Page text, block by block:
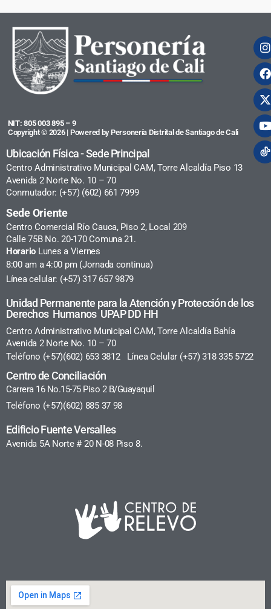
NIT: 805 003 895 – 9
Copyright © 2026 | Powered by Personería Distrital de Santiago de Cali
Ubicación Física - Sede Principal
Centro Administrativo Municipal CAM, Torre Alcaldía Piso 13
Avenida 2 Norte No. 10 – 70
Conmutador: (+57) (602) 661 7999
Sede Oriente
Centro Comercial Río Cauca, Piso 2, Local 209
Calle 75B No. 20-170 Comuna 21.
Horario Lunes a Viernes
8:00 am a 4:00 pm (Jornada continua)
Línea celular: (+57) 317 657 9879
Unidad Permanente para la Atención y Protección de los
Derechos Humanos UPAP DD HH
Centro Administrativo Municipal CAM, Torre Alcaldía Bahía
Avenida 2 Norte No. 10 – 70
Teléfono (+57)(602) 653 3812 Línea Celular (+57) 318 335 5722
Centro de Conciliación
Carrera 16 No.15-75 Piso 2 B/Guayaquil
Teléfono (+57)(602) 885 37 98
Edificio Fuente Versalles
Avenida 5A Norte # 20 N-08 Piso 8.